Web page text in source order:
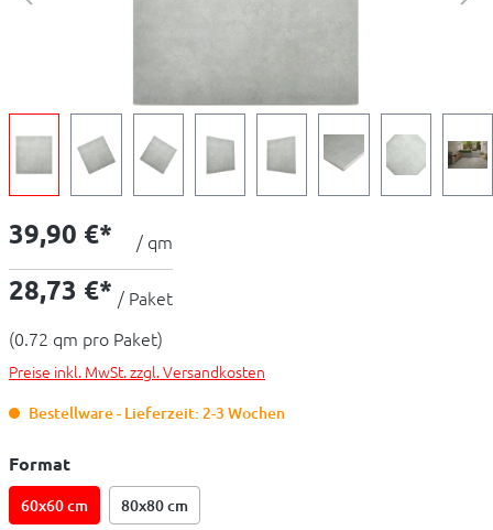
39,90 €* / qm
28,73 €* / Paket
(0.72 qm pro Paket)
Preise inkl. MwSt. zzgl. Versandkosten
Bestellware - Lieferzeit: 2-3 Wochen
Format
60x60 cm 80x80 cm